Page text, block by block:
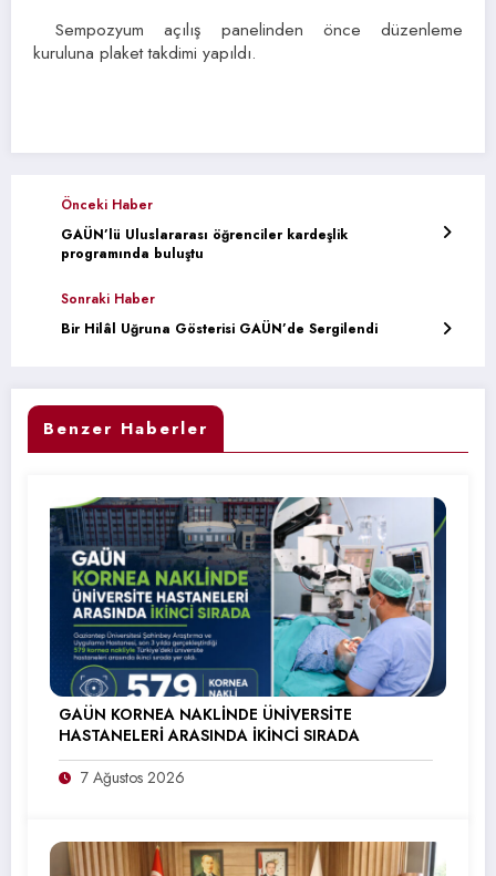
Sempozyum açılış panelinden önce düzenleme
kuruluna plaket takdimi yapıldı.
Önceki Haber
GAÜN’lü Uluslararası öğrenciler kardeşlik
programında buluştu
Sonraki Haber
Bir Hilâl Uğruna Gösterisi GAÜN’de Sergilendi
Benzer Haberler
GAÜN KORNEA NAKLİNDE ÜNİVERSİTE
HASTANELERİ ARASINDA İKİNCİ SIRADA
7 Ağustos 2026